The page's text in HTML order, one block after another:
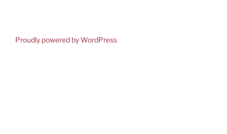
Proudly powered by WordPress